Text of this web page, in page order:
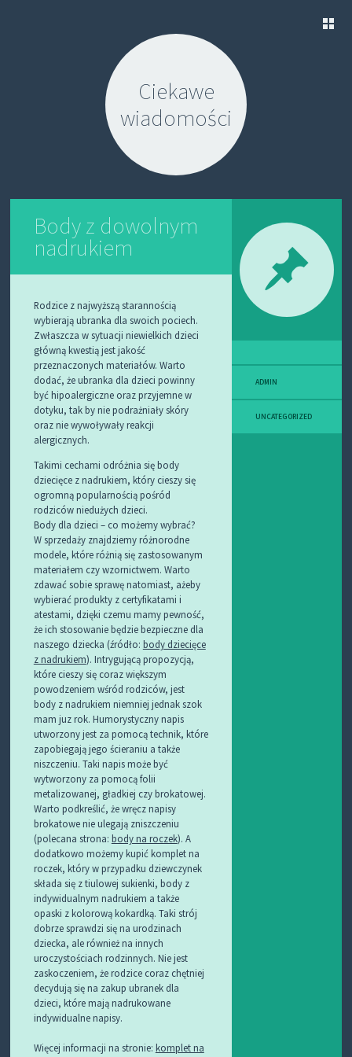
Ciekawe
wiadomości
Body z dowolnym
nadrukiem
Rodzice z najwyższą starannością
wybierają ubranka dla swoich pociech.
Zwłaszcza w sytuacji niewielkich dzieci
główną kwestią jest jakość
przeznaczonych materiałów. Warto
dodać, że ubranka dla dzieci powinny
być hipoalergiczne oraz przyjemne w
dotyku, tak by nie podrażniały skóry
oraz nie wywoływały reakcji
alergicznych.
Takimi cechami odróżnia się body
dziecięce z nadrukiem, który cieszy się
ogromną popularnością pośród
rodziców niedużych dzieci.
Body dla dzieci – co możemy wybrać?
W sprzedaży znajdziemy różnorodne
modele, które różnią się zastosowanym
materiałem czy wzornictwem. Warto
zdawać sobie sprawę natomiast, ażeby
wybierać produkty z certyfikatami i
atestami, dzięki czemu mamy pewność,
że ich stosowanie będzie bezpieczne dla
naszego dziecka (źródło: body dziecięce
z nadrukiem). Intrygującą propozycją,
które cieszy się coraz większym
powodzeniem wśród rodziców, jest
body z nadrukiem niemniej jednak szok
mam juz rok. Humorystyczny napis
utworzony jest za pomocą technik, które
zapobiegają jego ścieraniu a także
niszczeniu. Taki napis może być
wytworzony za pomocą folii
metalizowanej, gładkiej czy brokatowej.
Warto podkreślić, że wręcz napisy
brokatowe nie ulegają zniszczeniu
(polecana strona: body na roczek). A
dodatkowo możemy kupić komplet na
roczek, który w przypadku dziewczynek
składa się z tiulowej sukienki, body z
indywidualnym nadrukiem a także
opaski z kolorową kokardką. Taki strój
dobrze sprawdzi się na urodzinach
dziecka, ale również na innych
uroczystościach rodzinnych. Nie jest
zaskoczeniem, że rodzice coraz chętniej
decydują się na zakup ubranek dla
dzieci, które mają nadrukowane
indywidualne napisy.
Więcej informacji na stronie: komplet na
ADMIN
UNCATEGORIZED